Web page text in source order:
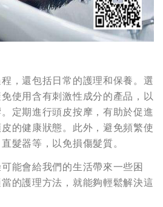
，還包括日常的護理和保養。選
使用含有刺激性成分的產品，以
定期進行頭皮按摩，有助於促進
的健康狀態。此外，避免頻繁使
髮器等，以免損傷髮質。
能會給我們的生活帶來一些困
的護理方法，就能夠輕鬆解決這